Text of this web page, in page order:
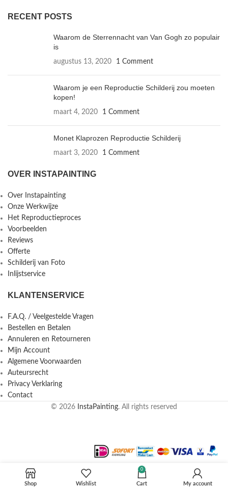
RECENT POSTS
Waarom de Sterrennacht van Van Gogh zo populair
is
augustus 13, 2020 1 Comment
Waarom je een Reproductie Schilderij zou moeten
kopen!
maart 4, 2020 1 Comment
Monet Klaprozen Reproductie Schilderij
maart 3, 2020 1 Comment
OVER INSTAPAINTING
Over Instapainting
Onze Werkwijze
Het Reproductieproces
Voorbeelden
Reviews
Offerte
Schilderij van Foto
Inlijstservice
KLANTENSERVICE
F.A.Q. / Veelgestelde Vragen
Bestellen en Betalen
Annuleren en Retourneren
Mijn Account
Algemene Voorwaarden
Auteursrecht
Privacy Verklaring
Contact
© 2026
InstaPainting. All rights reserved
Shop Wishlist
0
Cart My account